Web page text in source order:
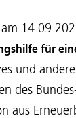
für
und
des
aus